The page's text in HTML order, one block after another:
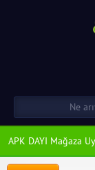
APK DAYI Mağaza